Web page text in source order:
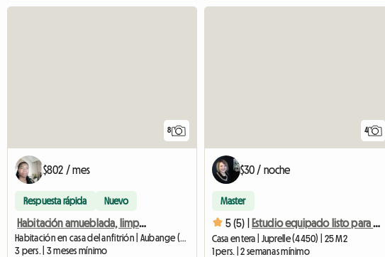
8
$802 / mes
Respuesta rápida Nuevo
Habitación amueblada, limpia y tranquila - Athus - a 10 min de la estación de Rodange
Habitación en casa del anfitrión | Aubange (6791) | 12 M2
3 pers. | 3 meses mínimo
4
$30 / noche
Master
5 (5) | Estudio equipado listo para usar con ducha privada.
Casa entera | Juprelle (4450) | 25 M2
1 pers. | 2 semanas mínimo